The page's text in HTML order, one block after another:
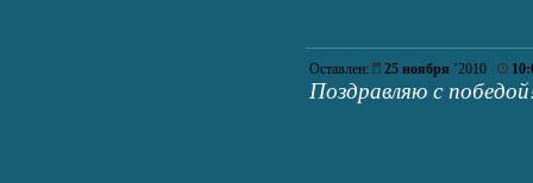
Оставлен: 25 ноября ’2010
Поздравляю с